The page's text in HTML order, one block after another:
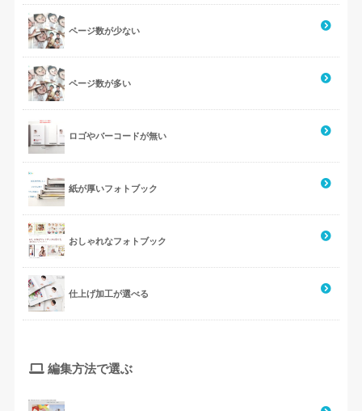
ページ数が少ない
ページ数が多い
ロゴやバーコードが無い
紙が厚いフォトブック
おしゃれなフォトブック
仕上げ加工が選べる
編集方法で選ぶ